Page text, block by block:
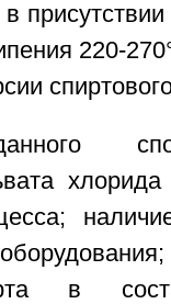
в
220-
в